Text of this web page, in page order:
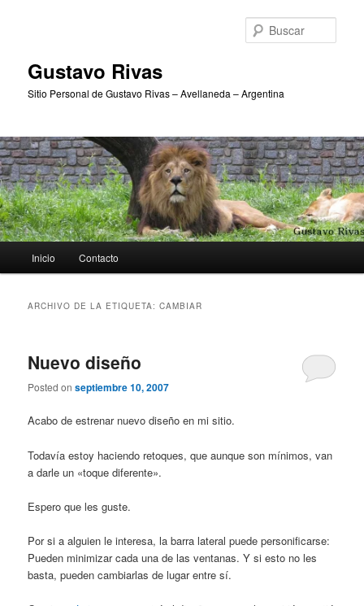
Gustavo Rivas
Sitio Personal de Gustavo Rivas – Avellaneda – Argentina
principal
Inicio Contacto
ARCHIVO DE LA ETIQUETA:CAMBIAR
Nuevo diseño
Posted onseptiembre 10, 2007
Acabo de estrenar nuevo diseño en mi sitio.
Todavía estoy haciendo retoques, que aunque son mínimos, van
a darle un «toque diferente».
Espero que les guste.
Por si a alguien le interesa, la barra lateral puede personificarse:
Pueden minimizar cada una de las ventanas. Y si esto no les
basta, pueden cambiarlas de lugar entre sí.